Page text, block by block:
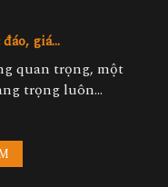
giá...
quan trọng, một
trọng luôn...